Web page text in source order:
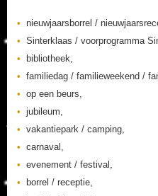
nieuwjaarsborrel /
Sinterklaas / voorprogramma
bibliotheek,
familiedag / familieweekend /
op een beurs,
jubileum,
vakantiepark / camping,
carnaval,
evenement / festival,
borrel / receptie,